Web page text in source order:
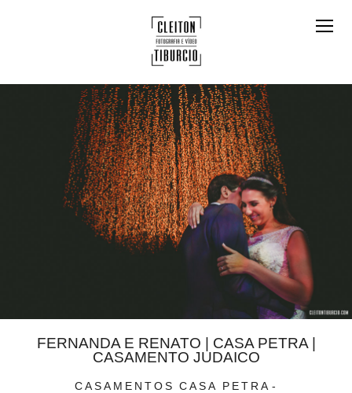
CASAMENTOS CASA PETRA
FERNANDA E RENATO | CASA PETRA |
CASAMENTO JUDAICO